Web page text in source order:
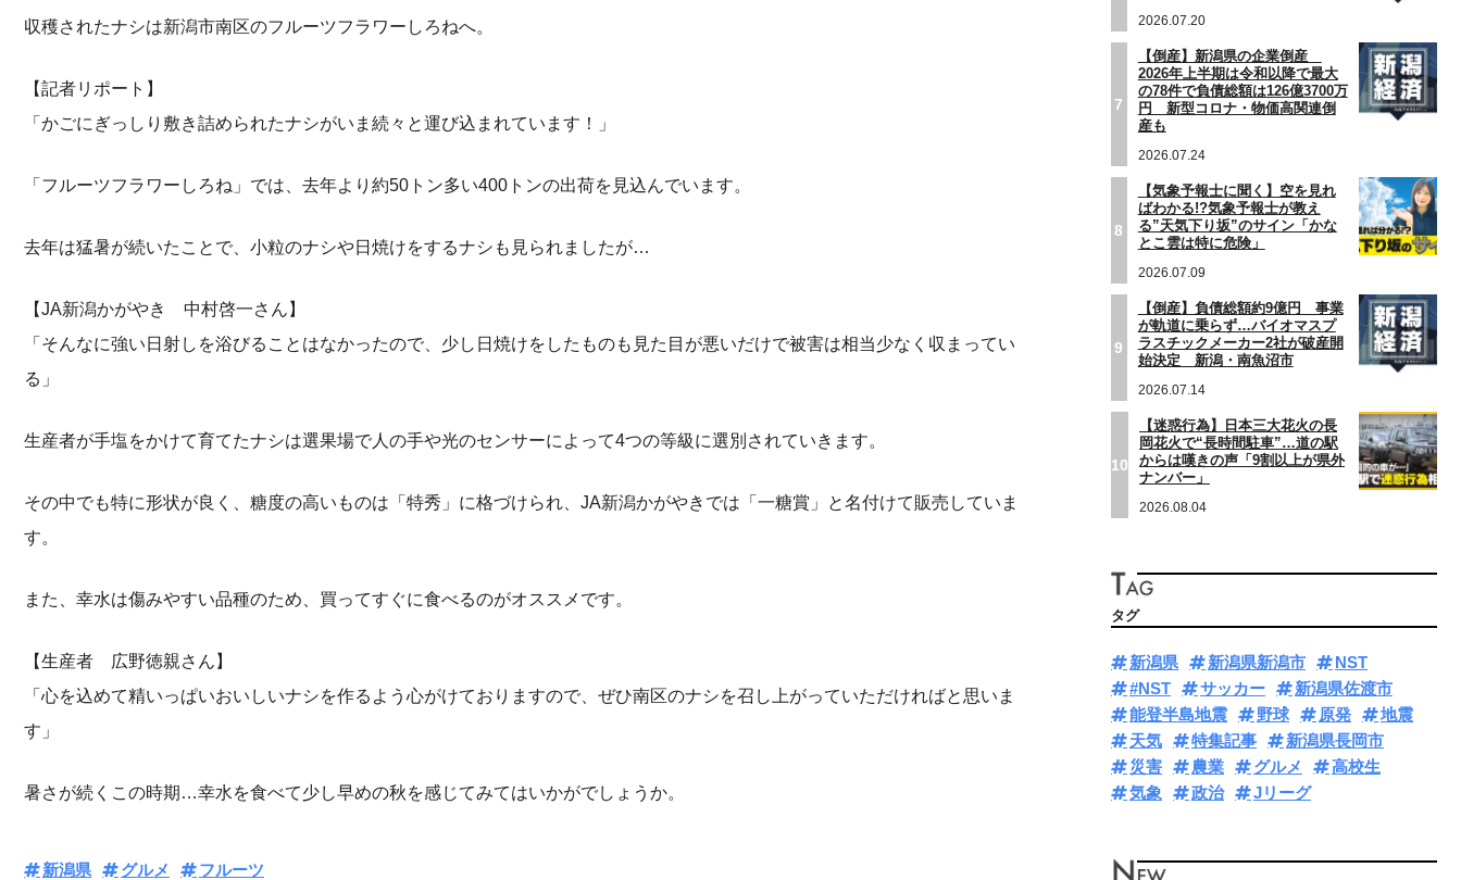
収穫されたナシは新潟市南区のフルーツフラワーしろねへ。
【記者リポート】
「かごにぎっしり敷き詰められたナシがいま続々と運び込まれています！」
「フルーツフラワーしろね」では、去年より約50トン多い400トンの出荷を見込んでいます。
去年は猛暑が続いたことで、小粒のナシや日焼けをするナシも見られましたが…
【JA新潟かがやき 中村啓一さん】
「そんなに強い日射しを浴びることはなかったので、少し日焼けをしたものも見た目が悪いだけで被害は相当少なく収まってい
る」
生産者が手塩をかけて育てたナシは選果場で人の手や光のセンサーによって4つの等級に選別されていきます。
その中でも特に形状が良く、糖度の高いものは「特秀」に格づけられ、JA新潟かがやきでは「一糖賞」と名付けて販売していま
す。
また、幸水は傷みやすい品種のため、買ってすぐに食べるのがオススメです。
【生産者 広野徳親さん】
「心を込めて精いっぱいおいしいナシを作るよう心がけておりますので、ぜひ南区のナシを召し上がっていただければと思いま
す」
暑さが続くこの時期…幸水を食べて少し早めの秋を感じてみてはいかがでしょうか。
新潟県 グルメ フルーツ
2026.07.20
7
【倒産】新潟県の企業倒産
2026年上半期は令和以降で最大
の78件で負債総額は126億3700万
円 新型コロナ・物価高関連倒
産も
2026.07.24
8
【気象予報士に聞く】空を見れ
ばわかる!?気象予報士が教え
る”天気下り坂”のサイン「かな
とこ雲は特に危険」
2026.07.09
9
【倒産】負債総額約9億円 事業
が軌道に乗らず…バイオマスプ
ラスチックメーカー2社が破産開
始決定 新潟・南魚沼市
2026.07.14
10
【迷惑行為】日本三大花火の長
岡花火で“長時間駐車”…道の駅
からは嘆きの声「9割以上が県外
ナンバー」
2026.08.04
タグ
新潟県 新潟県新潟市
NST
#NST
サッカー
新潟県佐渡市
能登半島地震
野球 原発
地震
天気
特集記事
新潟県長岡市
災害
農業 グルメ
高校生
気象
政治 Jリーグ